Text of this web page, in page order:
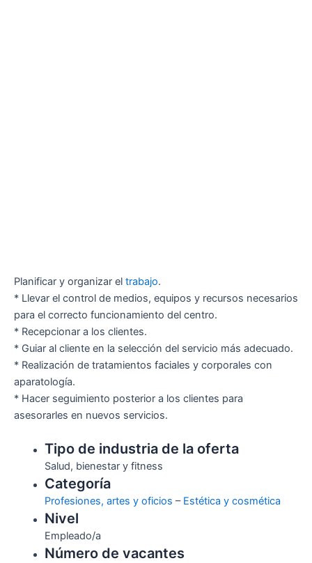
Planificar y organizar el trabajo.
* Llevar el control de medios, equipos y recursos necesarios
para el correcto funcionamiento del centro.
* Recepcionar a los clientes.
* Guiar al cliente en la selección del servicio más adecuado.
* Realización de tratamientos faciales y corporales con
aparatología.
* Hacer seguimiento posterior a los clientes para
asesorarles en nuevos servicios.
Tipo de industria de la oferta
Salud, bienestar y fitness
Categoría
Profesiones, artes y oficios – Estética y cosmética
Nivel
Empleado/a
Número de vacantes